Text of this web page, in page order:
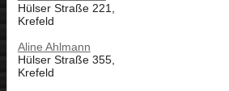
Hülser Straße 221,
Krefeld
Aline Ahlmann
Hülser Straße 355,
Krefeld